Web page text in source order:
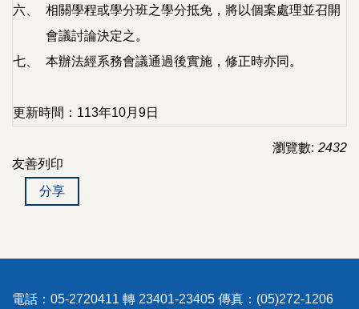
六、
相關學程或學分班之學分抵免，將以個案處理並召開
會議討論決定之。
七、
本辦法經系務會議通過後實施，修正時亦同。
更新時間：113年10月9日
瀏覽數: 2432
友善列印
分享
電話：05-2720411 轉 23401-23405 傳真：(05)272-1206